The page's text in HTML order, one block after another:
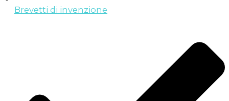
Brevetti di invenzione